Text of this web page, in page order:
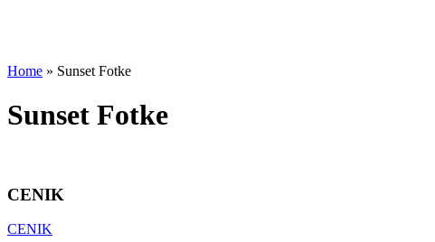
Home » Sunset Fotke
Sunset Fotke
CENIK
CENIK